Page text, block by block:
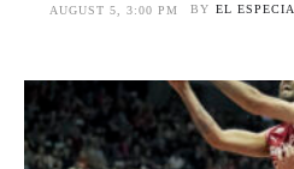
AUGUST 5, 3:00 PM BY EL